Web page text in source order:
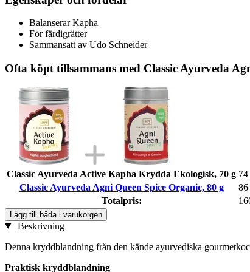
Balanserar Kapha
För färdigrätter
Sammansatt av Udo Schneider
Ofta köpt tillsammans med Classic Ayurveda
Classic Ayurveda Active Kapha Krydda Ekologisk, 70 g
Classic Ayurveda Agni Queen Spice Organic, 80 g
Totalpris:
Lägg till båda i varukorgen
Beskrivning
Denna kryddblandning från den kände ayurvediska
Praktisk kryddblandning